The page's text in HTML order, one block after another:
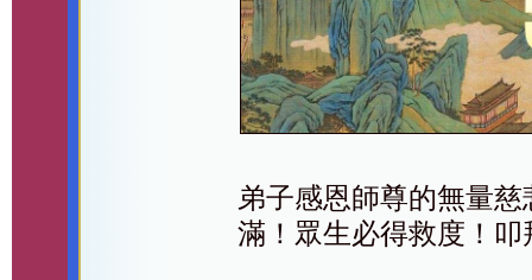
弟子感恩師尊的無量
滿！眾生必得救度！叩